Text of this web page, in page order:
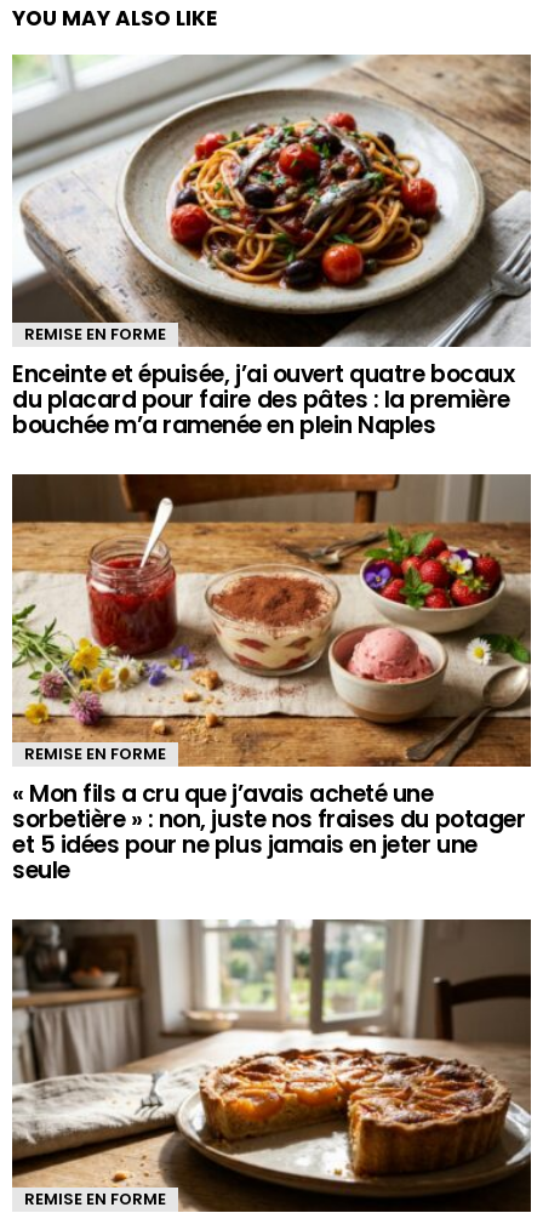
YOU MAY ALSO LIKE
REMISE EN FORME
Enceinte et épuisée, j’ai ouvert quatre bocaux
du placard pour faire des pâtes : la première
bouchée m’a ramenée en plein Naples
REMISE EN FORME
« Mon fils a cru que j’avais acheté une
sorbetière » : non, juste nos fraises du potager
et 5 idées pour ne plus jamais en jeter une
seule
REMISE EN FORME